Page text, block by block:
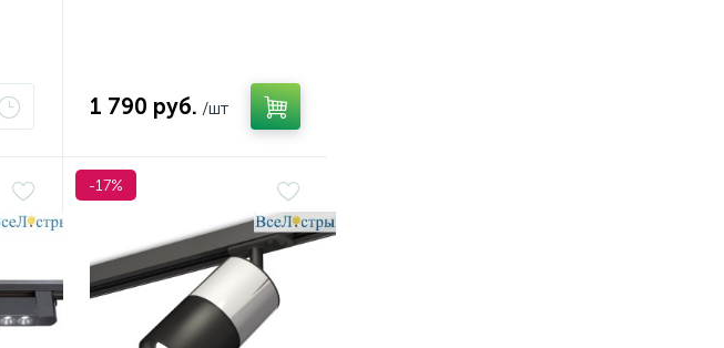
1 790 руб. /шт
-17%